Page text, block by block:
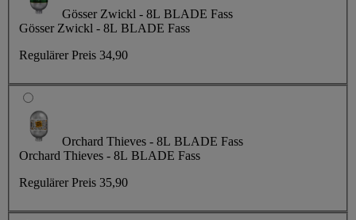
Gösser Zwickl - 8L BLADE Fass
Gösser Zwickl - 8L BLADE Fass
Regulärer Preis 34,90
Orchard Thieves - 8L BLADE Fass
Orchard Thieves - 8L BLADE Fass
Regulärer Preis 35,90